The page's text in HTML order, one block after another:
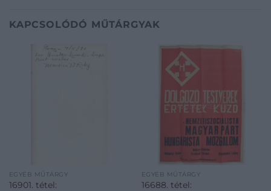
KAPCSOLÓDÓ MŰTÁRGYAK
EGYÉB MŰTÁRGY
16901. tétel:
EGYÉB MŰTÁRGY
16688. tétel: